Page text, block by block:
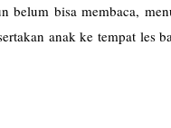
belum bisa membaca,
anak ke tempat les